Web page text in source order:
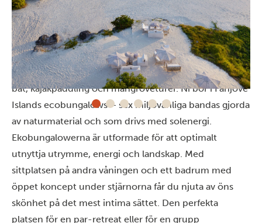
Såhär bor du
All-inclusive ön erbjuder mycket! Från picknick på en
sandbank, solnedgångar med ett glas vin på en dhow-
båt, kajakpaddling och mangroveturer. Ni bor i Fanjove
Islands ecobungalows – sex miljövänliga bandas gjorda
av naturmaterial och som drivs med solenergi.
Ekobungalowerna är utformade för att optimalt
utnyttja utrymme, energi och landskap. Med
sittplatsen på andra våningen och ett badrum med
öppet koncept under stjärnorna får du njuta av öns
skönhet på det mest intima sättet. Den perfekta
platsen för en par-retreat eller för en grupp